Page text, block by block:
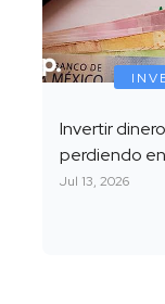
Invertir
perdiendo
Jul 13, 2026